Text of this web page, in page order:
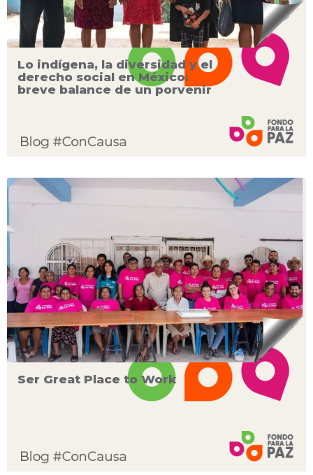
Lo indígena, la diversidad y el
derecho social en México:
breve balance de un porvenir
Ser Great Place to Work